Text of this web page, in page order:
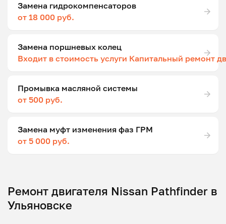
Замена гидрокомпенсаторов
от 18 000 руб.
Замена поршневых колец
Входит в стоимость услуги Капитальный ремонт
Промывка масляной системы
от 500 руб.
Замена муфт изменения фаз ГРМ
от 5 000 руб.
Ремонт двигателя Nissan Pathfinder в
Ульяновске